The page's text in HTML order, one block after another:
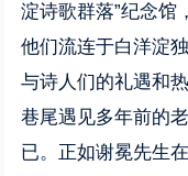
淀诗歌群落”纪念馆
他们流连于白洋淀
与诗人们的礼遇和
巷尾遇见多年前的
已。正如谢冕先生